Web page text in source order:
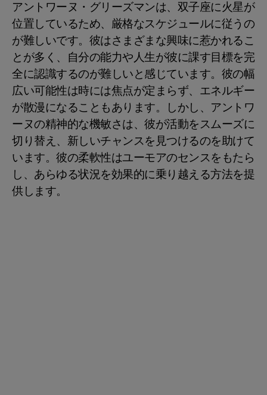
アントワーヌ・グリーズマンは、双子座に火星が
位置しているため、厳格なスケジュールに従うの
が難しいです。彼はさまざまな興味に惹かれるこ
とが多く、自分の能力や人生が彼に課す目標を完
全に認識するのが難しいと感じています。彼の幅
広い可能性は時には焦点が定まらず、エネルギー
が散漫になることもあります。しかし、アントワ
ーヌの精神的な機敏さは、彼が活動をスムーズに
切り替え、新しいチャンスを見つけるのを助けて
います。彼の柔軟性はユーモアのセンスをもたら
し、あらゆる状況を効果的に乗り越える方法を提
供します。